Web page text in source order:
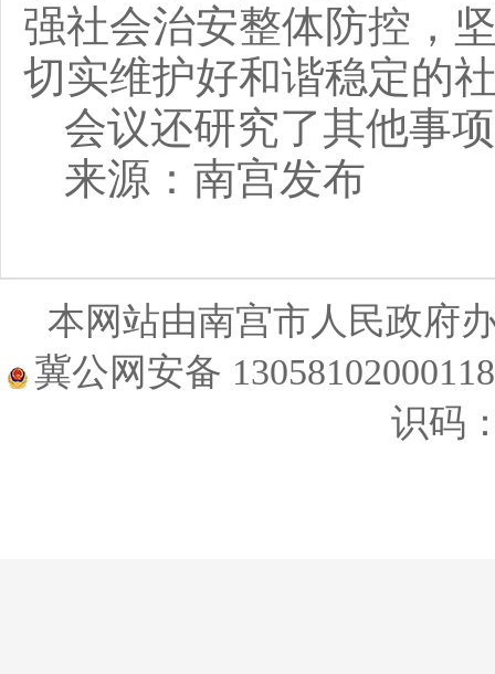
强社会治安整体防控，
切实维护好和谐稳定的
会议还研究了其他事
来源：南宫发布
本网站由南宫市人民政
冀公网安备
识码